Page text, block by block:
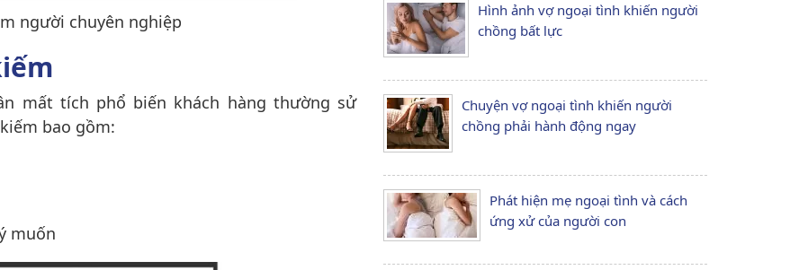
người chuyên nghiệp
mất tích phổ biến khách hàng thường sử
bao gồm:
muốn
Hình ảnh vợ ngoại tình khiến người
chồng bất lực
Chuyện vợ ngoại tình khiến người
chồng phải hành động ngay
Phát hiện mẹ ngoại tình và cách
ứng xử của người con